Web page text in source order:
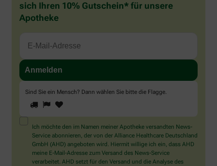
sich Ihren 10% Gutschein* für unsere
Apotheke
Sind Sie ein Mensch? Dann wählen Sie bitte die Flagge.
Sind
Sie
ein
Mensch?
Dann
wählen
Sie
bitte
1 2
Ich möchte den im Namen meiner Apotheke versandten News-
Service abonnieren, der von der Alliance Healthcare Deutschland
GmbH (AHD) angeboten wird. Hiermit willige ich ein, dass AHD
meine E-Mail-Adresse zum Versand des News-Service
verarbeitet. AHD setzt für den Versand und die Analyse des